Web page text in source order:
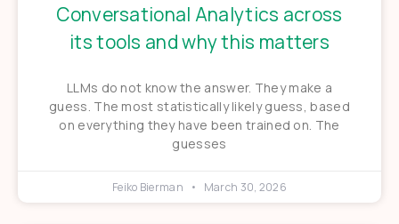
Conversational Analytics across
its tools and why this matters
LLMs do not know the answer. They make a
guess. The most statistically likely guess, based
on everything they have been trained on. The
guesses
Feiko Bierman March 30, 2026